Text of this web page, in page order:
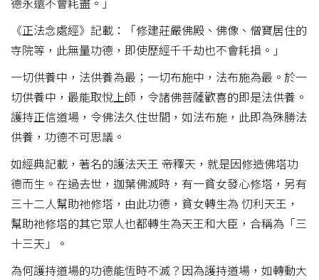
《正法念處經》記載：「修建莊嚴佛殿、佛像、僧寶居住的
寺院等，此無量功德，即使歷經千千劫也不會耗損。」
一切供養中，法供養為最；一切布施中，法布施為最。於一
切供養中，最能取悅上師，令諸佛菩薩歡喜的即是法供養。
護持正信道場，令佛法久住世間，如法布施，此即為殊勝法
供養，功德不可思議。
如經典記載，著名的護法天王 帝釋天，就是因修造佛塔功
德而生。在過去世，迦葉佛滅時，有一貧女發心修塔，另有
三十二人幫助祂修塔，由此功德，貧女轉生為 忉利天王，
幫助祂修塔的其它眾人也都轉生為天王和大臣，合稱為「三
十三天」。
為何護持道場的功德能恆時不滅？因為護持道場，如轉動大